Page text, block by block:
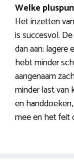
Welke
Het inzetten
is succesvol.
dan aan: lagere
hebt minder
aangenaam
minder last van
en
mee en het feit